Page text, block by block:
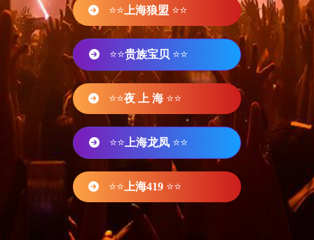
⭐⭐ 上海狼盟 ⭐⭐
⭐⭐贵族宝贝 ⭐⭐
⭐⭐夜 上 海 ⭐⭐
⭐⭐ 上海龙凤 ⭐⭐
⭐⭐ 上海419 ⭐⭐